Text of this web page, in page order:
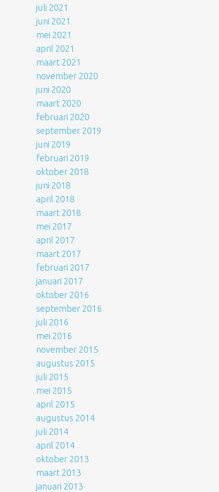
juli 2021
juni 2021
mei 2021
april 2021
maart 2021
november 2020
juni 2020
maart 2020
februari 2020
september 2019
juni 2019
februari 2019
oktober 2018
juni 2018
april 2018
maart 2018
mei 2017
april 2017
maart 2017
februari 2017
januari 2017
oktober 2016
september 2016
juli 2016
mei 2016
november 2015
augustus 2015
juli 2015
mei 2015
april 2015
augustus 2014
juli 2014
april 2014
oktober 2013
maart 2013
januari 2013